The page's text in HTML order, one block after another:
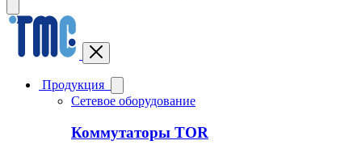
Продукция
Сетевое оборудование
Коммутаторы TOR